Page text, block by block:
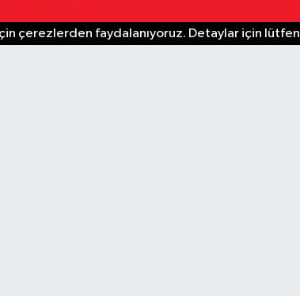
çerezlerden faydalanıyoruz. Detaylar için lütfen